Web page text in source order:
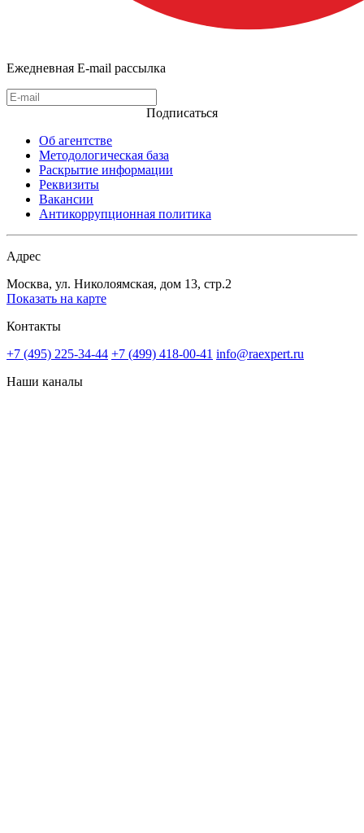
Ежедневная E-mail рассылка
Подписаться
Об агентстве
Методологическая база
Раскрытие информации
Реквизиты
Вакансии
Антикоррупционная политика
Адрес
Москва, ул. Николоямская, дом 13, стр.2
Показать на карте
Контакты
+7 (495) 225-34-44 +7 (499) 418-00-41 info@raexpert.ru
Наши каналы